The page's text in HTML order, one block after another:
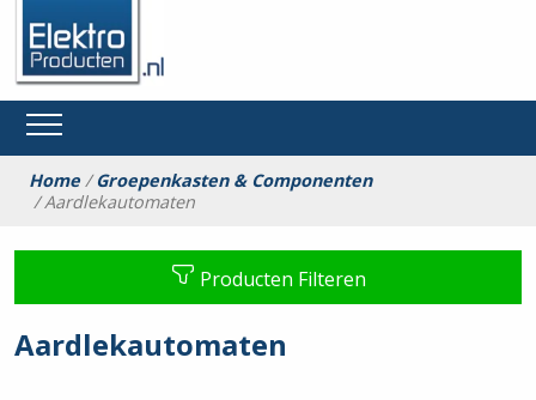
Home/Groepenkasten & Componenten
/ Aardlekautomaten
Producten Filteren
Aardlekautomaten